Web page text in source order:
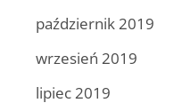
październik 2019
wrzesień 2019
lipiec 2019